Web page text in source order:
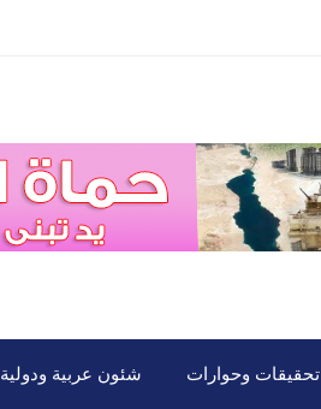
تحقيقات وحوارات شئون عربية ودولية